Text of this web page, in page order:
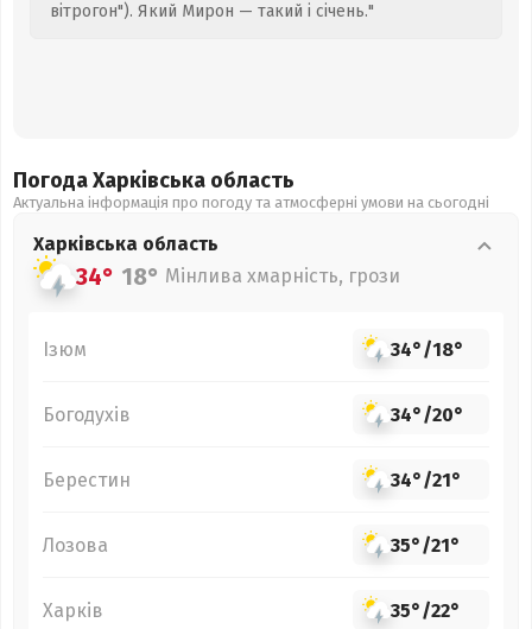
вітрогон"). Який Мирон — такий і січень."
Погода Харківська область
Актуальна інформація про погоду та атмосферні умови на сьогодні
Харківська область
34° 18° Мінлива хмарність, грози
Ізюм 34°/18°
Богодухів 34°/20°
Берестин 34°/21°
Лозова 35°/21°
Харків 35°/22°